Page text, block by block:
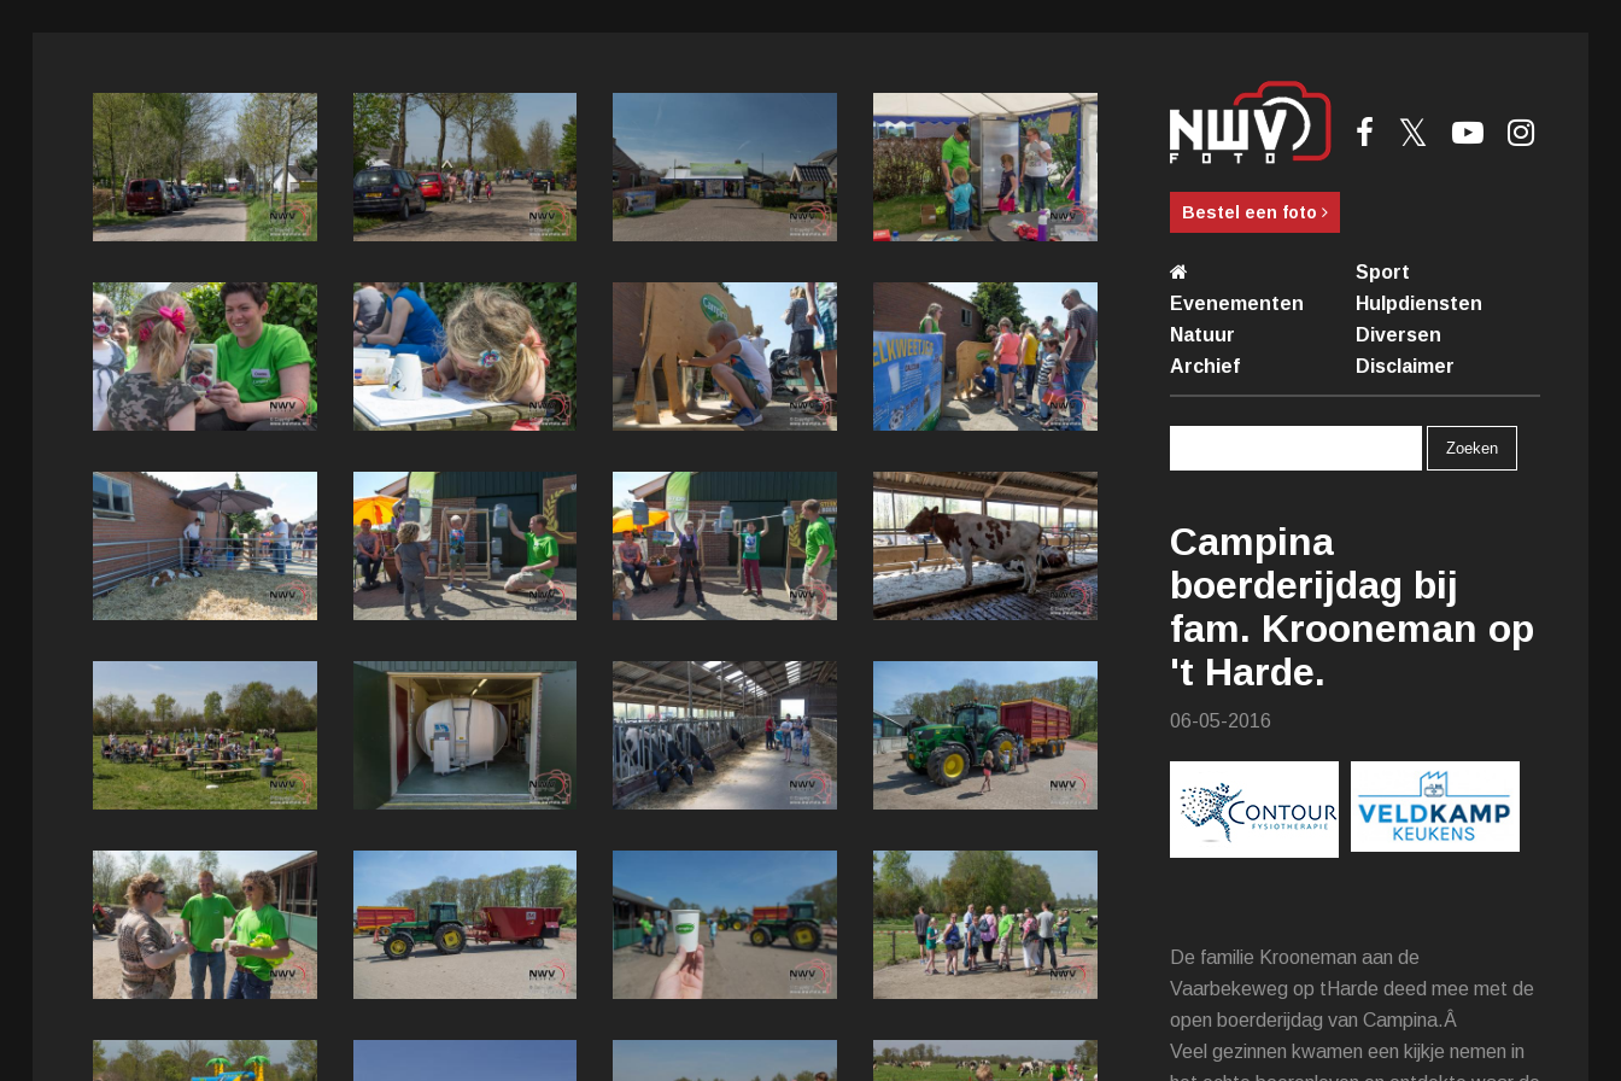
Bestel een foto
Sport
Evenementen
Hulpdiensten
Natuur
Diversen
Archief
Disclaimer
Campina
boerderijdag bij
fam. Krooneman op
't Harde.
06-05-2016
De familie Krooneman aan de
Vaarbekeweg op tHarde deed mee met de
open boerderijdag van Campina.Â
Veel gezinnen kwamen een kijkje nemen in